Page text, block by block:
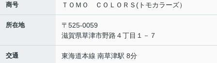
商号 ＴＯＭＯ ＣＯＬＯＲＳ(トモカラーズ）
所在地
〒525-0059
滋賀県草津市野路４丁目１－７
交通 東海道本線 南草津駅 8分